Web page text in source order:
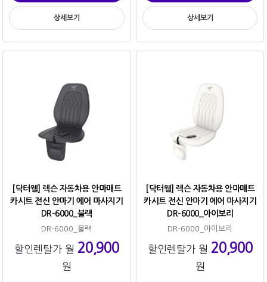
상세보기 상세보기
[닥터웰] 렉슨 자동차용 안마매트
카시트 전신 안마기 에어 마사지기
DR-6000_블랙
DR-6000_블랙
할인렌탈가 월 20,900
원
[닥터웰] 렉슨 자동차용 안마매트
카시트 전신 안마기 에어 마사지기
DR-6000_아이보리
DR-6000_아이보리
할인렌탈가 월 20,900
원